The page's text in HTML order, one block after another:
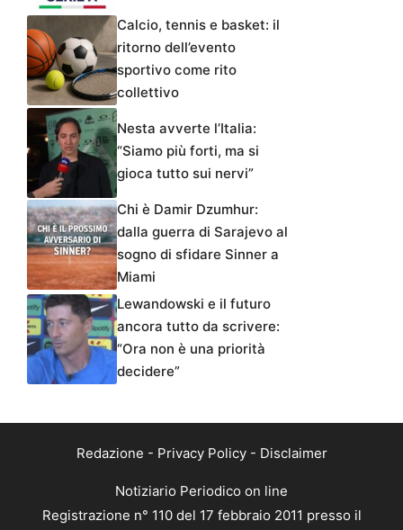
Calcio, tennis e basket: il
ritorno dell’evento
sportivo come rito
collettivo
Nesta avverte l’Italia:
“Siamo più forti, ma si
gioca tutto sui nervi”
Chi è Damir Dzumhur:
dalla guerra di Sarajevo al
sogno di sfidare Sinner a
Miami
Lewandowski e il futuro
ancora tutto da scrivere:
“Ora non è una priorità
decidere”
Redazione - Privacy Policy- Disclaimer
Notiziario Periodico on line
Registrazione n° 110 del 17 febbraio 2011 presso il